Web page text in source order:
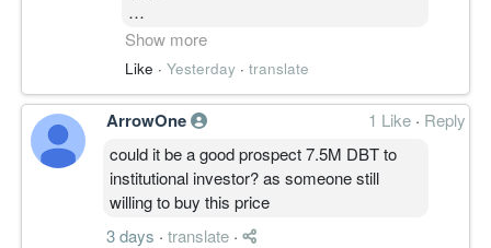
要赚他够力点
不过有很多科技股大概10-15sens
就好下车咯。。。
哈哈
个人看法才
。。。。。
谢谢五哥的教诲。。
还一直在改进。。
主要是心态。。
有时说是容易，做起来却是有些难
度。。哈哈！
Show more
Like · Yesterday · translate
ArrowOne 1 Like · Reply
could it be a good prospect 7.5M DBT to
institutional investor? as someone still
willing to buy this price
3 days · translate ·